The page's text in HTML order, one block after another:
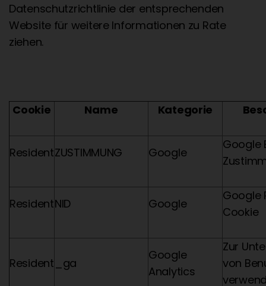
Datenschutzrichtlinie der entsprechenden
Website für weitere Informationen zu Rate
ziehen.
Cookie Name Kategorie
ResidentZUSTIMMUNG Google
Google
ResidentNID Google
Google
Cookie
Resident _ga
Google
Analytics
Zur
von